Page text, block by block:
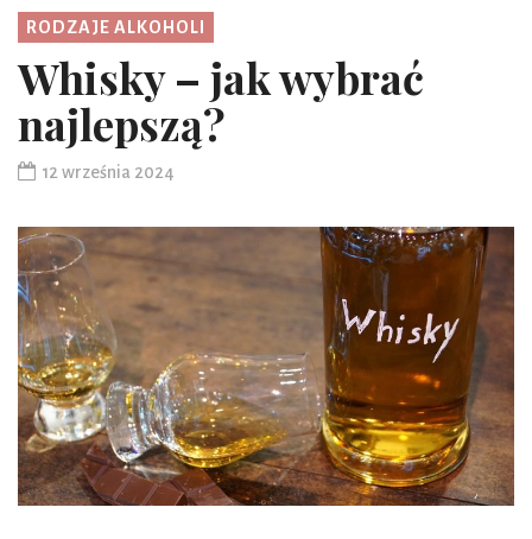
RODZAJE ALKOHOLI
Whisky – jak wybrać
najlepszą?
12 września 2024